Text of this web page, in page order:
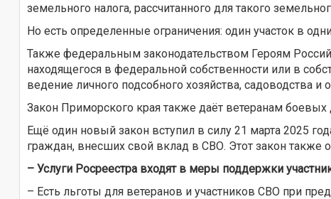
земельного налога, рассчитанного для такого
Но есть определенные ограничения: один участок в
Также федеральным законодательством Героям
находящегося в федеральной собственности или в
ведение личного подсобного хозяйства, садоводства и
Закон Приморского края также даёт ветеранам боевых
Ещё один новый закон вступил в силу 21 марта 2025
граждан, внесших свой вклад в СВО. Этот закон также
– Услуги Росреестра входят в меры поддержки
– Есть льготы для ветеранов и участников СВО при